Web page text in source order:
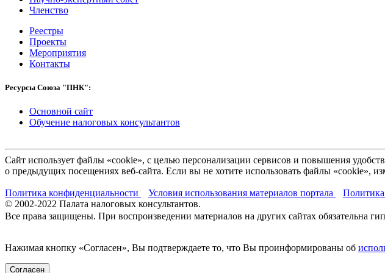
Членство
Реестры
Проекты
Мероприятия
Контакты
Ресурсы Союза "ПНК":
Основной сайт
Обучение налоговых консультантов
Сайт использует файлы «cookie», с целью персонализации сервисов и повышения
о предыдущих посещениях веб-сайта. Если вы не хотите использовать файлы «cookie»,
Политика конфиденциальности Условия использования материалов портала
© 2002-2022 Палата налоговых консультантов.
Все права защищены. При воспроизведении материалов на других сайтах обязательна
Нажимая кнопку «Согласен», Вы подтверждаете то, что Вы проинформированы об
Согласен